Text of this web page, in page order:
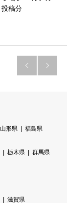
投稿分
 
山形県
福島県
栃木県
群馬県
滋賀県